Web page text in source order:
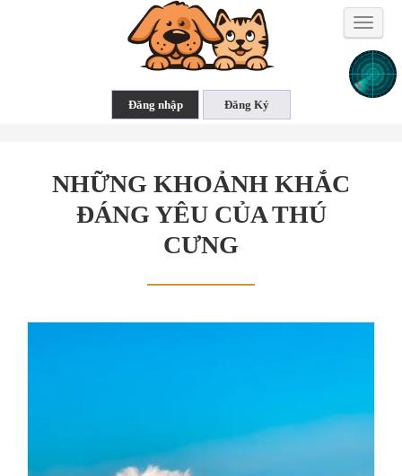
Toggle
NHỮNG KHOẢNH KHẮC
ĐÁNG YÊU CỦA THÚ
CƯNG